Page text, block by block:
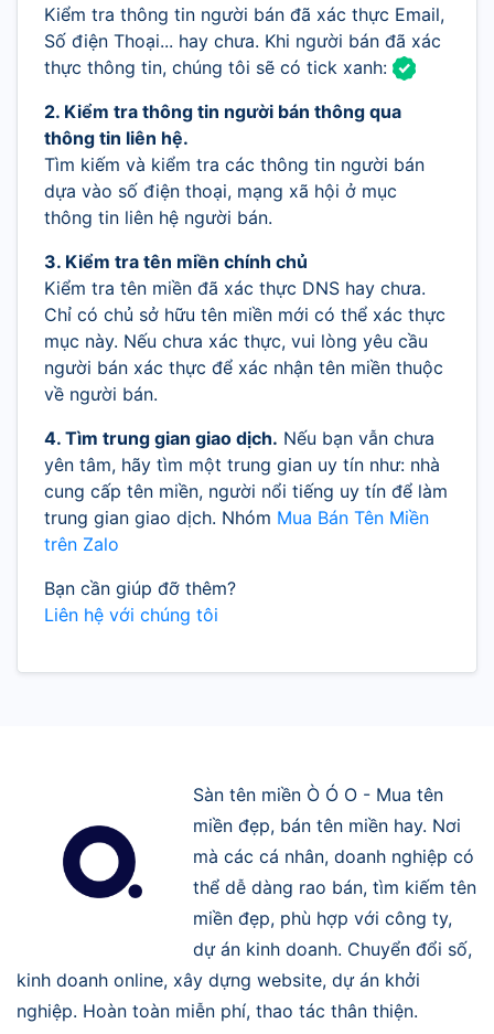
Kiểm tra thông tin người bán đã xác thực Email,
Số điện Thoại... hay chưa. Khi người bán đã xác
thực thông tin, chúng tôi sẽ có tick xanh:
2. Kiểm tra thông tin người bán thông qua
thông tin liên hệ.
Tìm kiếm và kiểm tra các thông tin người bán
dựa vào số điện thoại, mạng xã hội ở mục
thông tin liên hệ người bán.
3. Kiểm tra tên miền chính chủ
Kiểm tra tên miền đã xác thực DNS hay chưa.
Chỉ có chủ sở hữu tên miền mới có thể xác thực
mục này. Nếu chưa xác thực, vui lòng yêu cầu
người bán xác thực để xác nhận tên miền thuộc
về người bán.
4. Tìm trung gian giao dịch. Nếu bạn vẫn chưa
yên tâm, hãy tìm một trung gian uy tín như: nhà
cung cấp tên miền, người nổi tiếng uy tín để làm
trung gian giao dịch. Nhóm Mua Bán Tên Miền
trên Zalo
Bạn cần giúp đỡ thêm?
Liên hệ với chúng tôi
Sàn tên miền Ò Ó O - Mua tên
miền đẹp, bán tên miền hay. Nơi
mà các cá nhân, doanh nghiệp có
thể dễ dàng rao bán, tìm kiếm tên
miền đẹp, phù hợp với công ty,
dự án kinh doanh. Chuyển đổi số,
kinh doanh online, xây dựng website, dự án khởi
nghiệp. Hoàn toàn miễn phí, thao tác thân thiện.